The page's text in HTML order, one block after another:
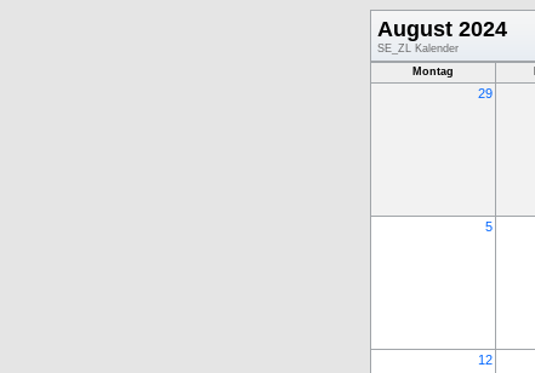
August 2024
SE_ZL Kalender
Montag
29
5
12